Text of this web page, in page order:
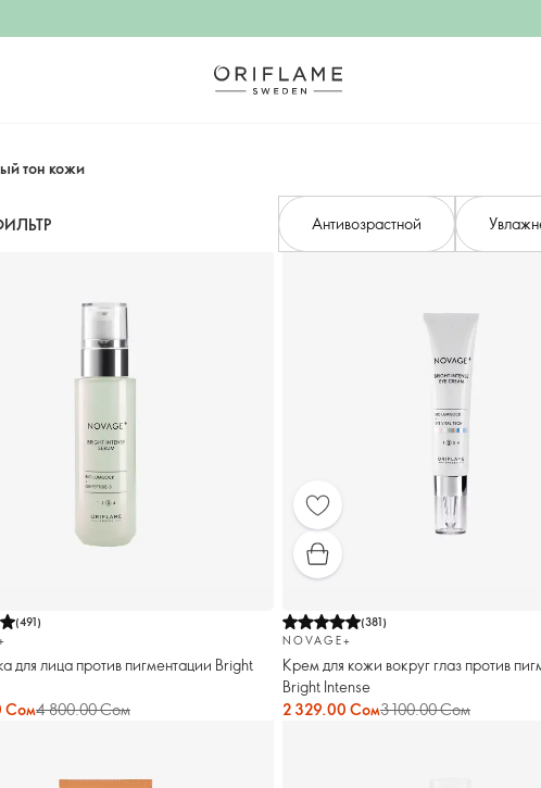
тон кожи
Антивозрастной
(491)
для лица против пигментации Bright
Сом4 800.00 Сом
(381)
NOVAGE+
Крем для кожи вокруг глаз против
Bright Intense
2 329.00 Сом3 100.00 Сом